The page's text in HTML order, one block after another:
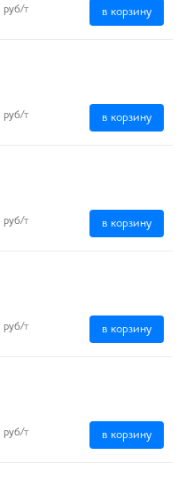
руб/т в корзину
руб/т в корзину
руб/т в корзину
руб/т в корзину
руб/т в корзину